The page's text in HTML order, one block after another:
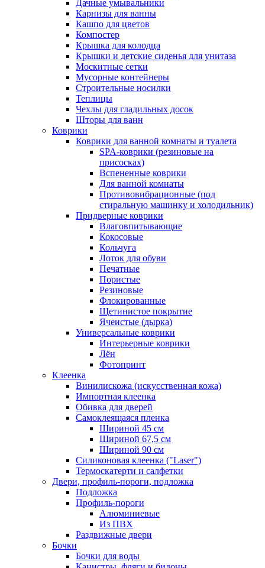
Дачные умывальники
Карнизы для ванны
Кашпо для цветов
Компостер
Крышка для колодца
Крышки и детские сиденья для унитаза
Москитные сетки
Мусорные контейнеры
Строительные носилки
Теплицы
Чехлы для гладильных досок
Шторы для ванн
Коврики
Коврики для ванной комнаты и туалета
SPA-коврики (резиновые на
присосках)
Вспененные коврики
Для ванной комнаты
Противовибрационные (под
стиральную машинку и холодильник)
Придверные коврики
Влаговпитывающие
Кокосовые
Кольчуга
Лоток для обуви
Печатные
Пористые
Резиновые
Флокированные
Щетинистое покрытие
Ячеистые (дырка)
Универсальные коврики
Интерьерные коврики
Лён
Фотопринт
Клеенка
Винилискожа (искусственная кожа)
Импортная клеенка
Обивка для дверей
Самоклеящаяся пленка
Шириной 45 см
Шириной 67,5 см
Шириной 90 см
Силиконовая клеенка ("Laser")
Термоскатерти и салфетки
Двери, профиль-пороги, подложка
Подложка
Профиль-пороги
Алюминиевые
Из ПВХ
Раздвижные двери
Бочки
Бочки для воды